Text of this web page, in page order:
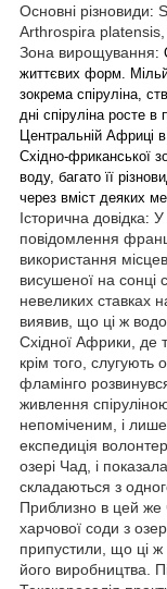
Основні різновиди:
Arthrospira
Зона вирощування:
життєвих форм.
зокрема спіруліна,
дні спіруліна росте
Центральній Африці
Східно-фриканської
воду, багато її
через вміст деяких
Історична довідка: У
повідомлення
використання
висушеної на сонці
невеликих ставках
виявив, що ці ж
Східної Африки, де
крім того,
фламінго
живлення
непоміченим, і
експедиція
озері Чад, і
складаються з
Приблизно в цей же
харчової соди з
припустили, що ці ж
його виробництва.